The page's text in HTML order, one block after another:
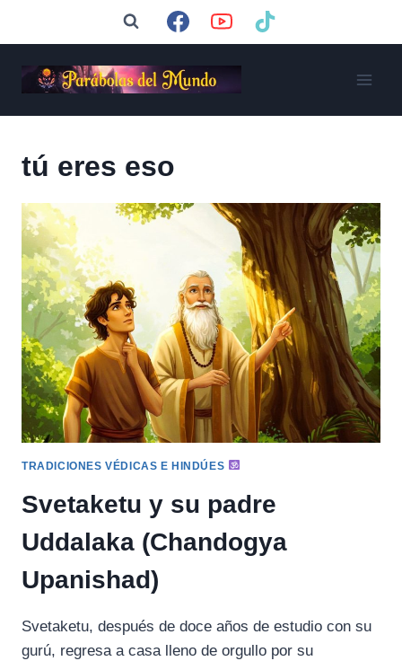
tú eres eso
TRADICIONES VÉDICAS E HINDÚES
Svetaketu y su padre
Uddalaka (Chandogya
Upanishad)
Svetaketu, después de doce años de estudio con su
gurú, regresa a casa lleno de orgullo por su